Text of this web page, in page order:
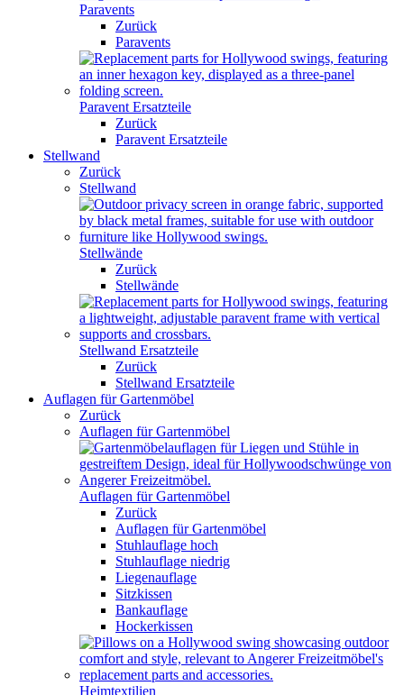
Paravents
Zurück
Paravents
Paravent Ersatzteile
Zurück
Paravent Ersatzteile
Stellwand
Zurück
Stellwand
Stellwände
Zurück
Stellwände
Stellwand Ersatzteile
Zurück
Stellwand Ersatzteile
Auflagen für Gartenmöbel
Zurück
Auflagen für Gartenmöbel
Auflagen für Gartenmöbel
Zurück
Auflagen für Gartenmöbel
Stuhlauflage hoch
Stuhlauflage niedrig
Liegenauflage
Sitzkissen
Bankauflage
Hockerkissen
Heimtextilien